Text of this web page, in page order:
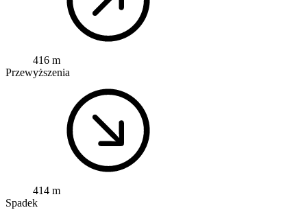
416 m
Przewyższenia
414 m
Spadek